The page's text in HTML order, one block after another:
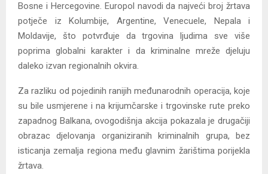
Bosne i Hercegovine. Europol navodi da najveći broj žrtava
potječe iz Kolumbije, Argentine, Venecuele, Nepala i
Moldavije, što potvrđuje da trgovina ljudima sve više
poprima globalni karakter i da kriminalne mreže djeluju
daleko izvan regionalnih okvira.
Za razliku od pojedinih ranijih međunarodnih operacija, koje
su bile usmjerene i na krijumčarske i trgovinske rute preko
zapadnog Balkana, ovogodišnja akcija pokazala je drugačiji
obrazac djelovanja organiziranih kriminalnih grupa, bez
isticanja zemalja regiona među glavnim žarištima porijekla
žrtava.